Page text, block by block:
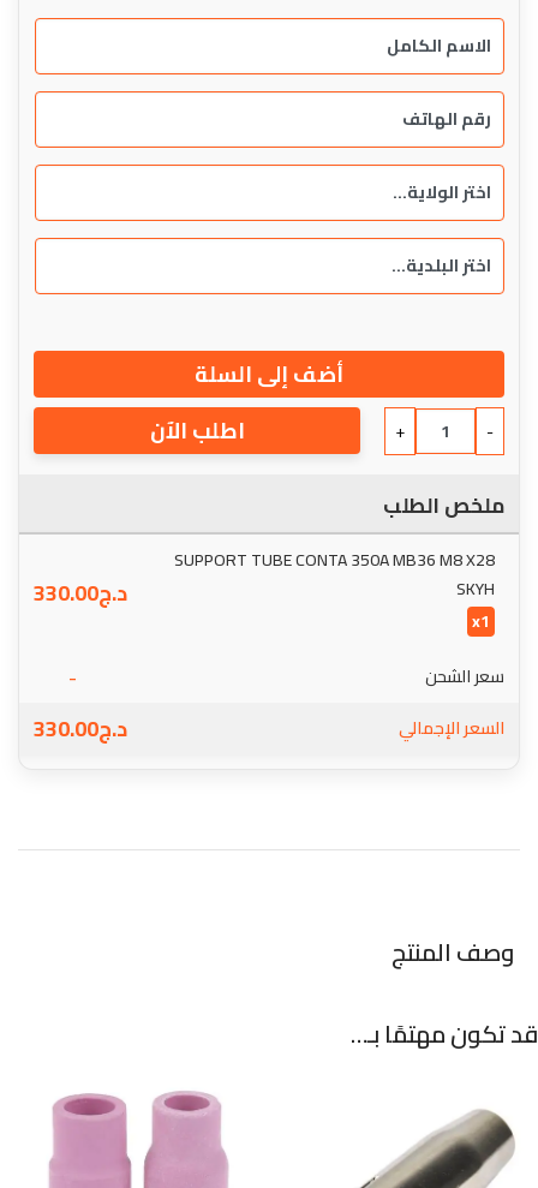
أضف إلى السلة
-
+ اطلب الآن
ملخص الطلب
SUPPORT TUBE CONTA 350A MB36 M8 X28
SKYH
x1
د.ج330.00
سعر الشحن -
السعر الإجمالي د.ج330.00
وصف المنتج
قد تكون مهتمًا بـ…